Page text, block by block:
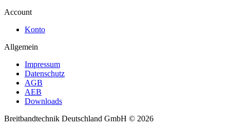
Account
Konto
Allgemein
Impressum
Datenschutz
AGB
AEB
Downloads
Breitbandtechnik Deutschland GmbH © 2026